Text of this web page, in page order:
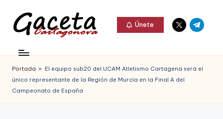
Saltar
contenido
c
e
Gaceta
Cartagonova,
La
Únete
Elemento
del
Elemento
del
Portada » El equipo sub20 del UCAM Atletismo Cartagena será el
único representante de la Región de Murcia en la Final A del
Campeonato de España